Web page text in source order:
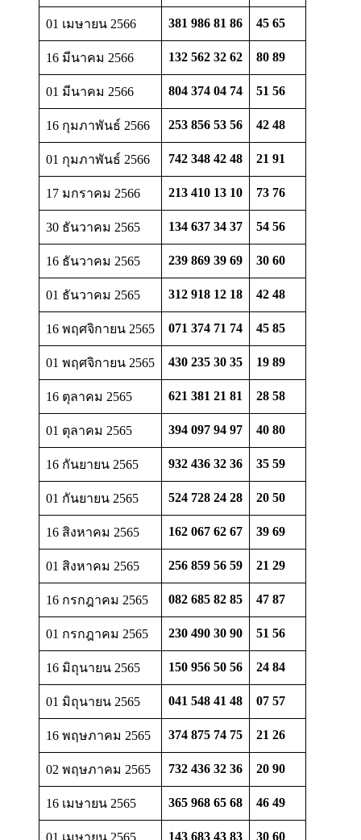
01 เมษายน 2566 381 986 81 86 45 65
16 มีนาคม 2566 132 562 32 62 80 89
01 มีนาคม 2566 804 374 04 74 51 56
16 กุมภาพันธ์ 2566 253 856 53 56 42 48
01 กุมภาพันธ์ 2566 742 348 42 48 21 91
17 มกราคม 2566 213 410 13 10 73 76
30 ธันวาคม 2565 134 637 34 37 54 56
16 ธันวาคม 2565 239 869 39 69 30 60
01 ธันวาคม 2565 312 918 12 18 42 48
16 พฤศจิกายน 2565 071 374 71 74 45 85
01 พฤศจิกายน 2565 430 235 30 35 19 89
16 ตุลาคม 2565 621 381 21 81 28 58
01 ตุลาคม 2565 394 097 94 97 40 80
16 กันยายน 2565 932 436 32 36 35 59
01 กันยายน 2565 524 728 24 28 20 50
16 สิงหาคม 2565 162 067 62 67 39 69
01 สิงหาคม 2565 256 859 56 59 21 29
16 กรกฎาคม 2565 082 685 82 85 47 87
01 กรกฎาคม 2565 230 490 30 90 51 56
16 มิถุนายน 2565 150 956 50 56 24 84
01 มิถุนายน 2565 041 548 41 48 07 57
16 พฤษภาคม 2565 374 875 74 75 21 26
02 พฤษภาคม 2565 732 436 32 36 20 90
16 เมษายน 2565 365 968 65 68 46 49
01 เมษายน 2565 143 683 43 83 30 60